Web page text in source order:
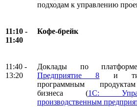
подходам к управлению
11:10 -
11:40
Кофе-брейк
11:40 -
13:20
Доклады по
Предприятие 8 и
программным
бизнеса (1С:
производственным